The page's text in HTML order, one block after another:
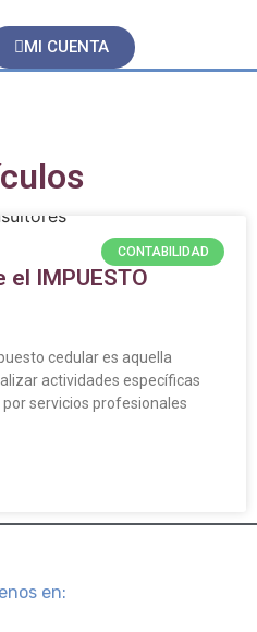
MI CUENTA
CONTABILIDAD
IMPUESTO
cedular es aquella
actividades específicas
servicios profesionales
en: